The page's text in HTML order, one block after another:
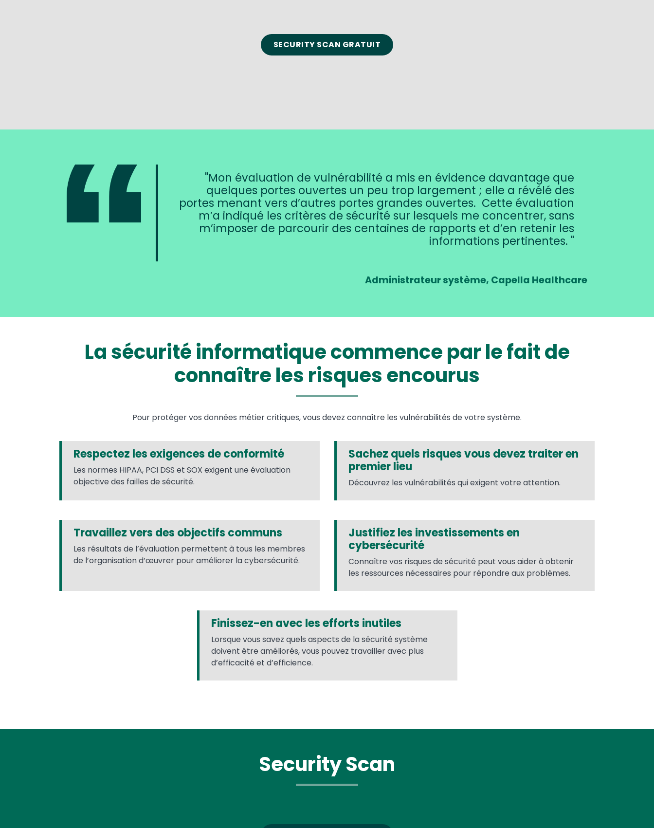
SECURITY SCAN GRATUIT
Mon évaluation de vulnérabilité a mis en évidence davantage que
quelques portes ouvertes un peu trop largement ; elle a révélé des
portes menant vers d’autres portes grandes ouvertes. Cette évaluation
m’a indiqué les critères de sécurité sur lesquels me concentrer, sans
m’imposer de parcourir des centaines de rapports et d’en retenir les
informations pertinentes.
Administrateur système, Capella Healthcare
La sécurité informatique commence par le fait de
connaître les risques encourus
Pour protéger vos données métier critiques, vous devez connaître les vulnérabilités de votre système.
Respectez les exigences de conformité
Les normes HIPAA, PCI DSS et SOX exigent une évaluation
objective des failles de sécurité.
Sachez quels risques vous devez traiter en
premier lieu
Découvrez les vulnérabilités qui exigent votre attention.
Travaillez vers des objectifs communs
Les résultats de l’évaluation permettent à tous les membres
de l’organisation d’œuvrer pour améliorer la cybersécurité.
Justifiez les investissements en
cybersécurité
Connaître vos risques de sécurité peut vous aider à obtenir
les ressources nécessaires pour répondre aux problèmes.
Finissez-en avec les efforts inutiles
Lorsque vous savez quels aspects de la sécurité système
doivent être améliorés, vous pouvez travailler avec plus
d’efficacité et d’efficience.
Security Scan